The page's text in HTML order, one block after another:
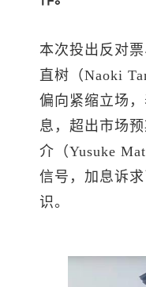
本次投出反对
直树（Naoki
偏向紧缩立场
息，超出市场
介（Yusuke
信号，加息诉
识。